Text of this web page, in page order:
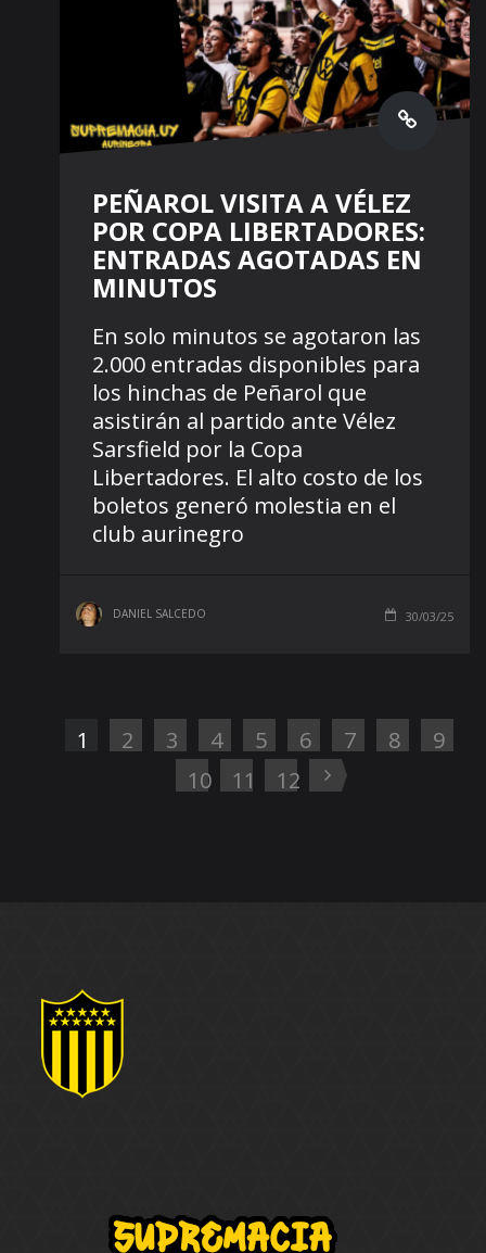
PEÑAROL VISITA A VÉLEZ
POR COPA LIBERTADORES:
ENTRADAS AGOTADAS EN
MINUTOS
En solo minutos se agotaron las
2.000 entradas disponibles para
los hinchas de Peñarol que
asistirán al partido ante Vélez
Sarsfield por la Copa
Libertadores. El alto costo de los
boletos generó molestia en el
club aurinegro
DANIEL SALCEDO 30/03/25
1 2 3 4 5 6 7 8
9
10
11 12